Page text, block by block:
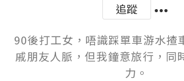
追蹤
90後打工女，唔識踩單車游水揸
戚朋友人脈，但我鐘意旅行，同
力。